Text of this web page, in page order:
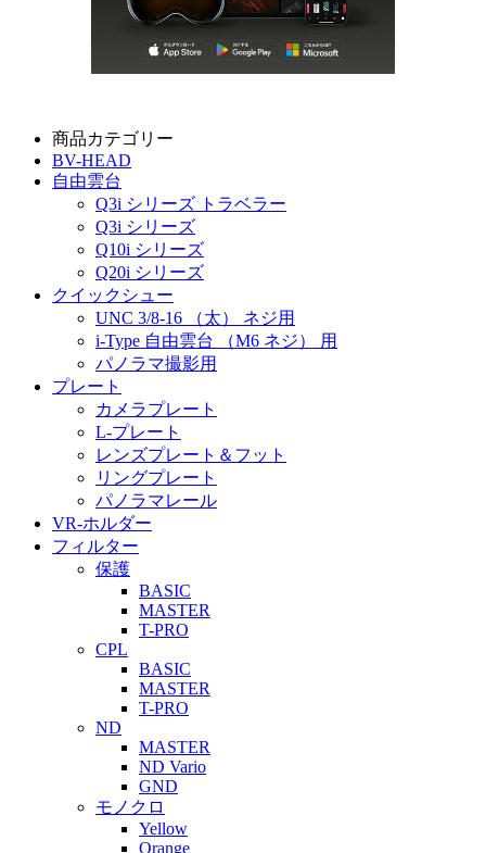
商品カテゴリー
BV-HEAD
自由雲台
Q3i シリーズ トラベラー
Q3i シリーズ
Q10i シリーズ
Q20i シリーズ
クイックシュー
UNC 3/8-16 （太） ネジ用
i-Type 自由雲台 （M6 ネジ） 用
パノラマ撮影用
プレート
カメラプレート
L-プレート
レンズプレート＆フット
リングプレート
パノラマレール
VR-ホルダー
フィルター
保護
BASIC
MASTER
T-PRO
CPL
BASIC
MASTER
T-PRO
ND
MASTER
ND Vario
GND
モノクロ
Yellow
Orange